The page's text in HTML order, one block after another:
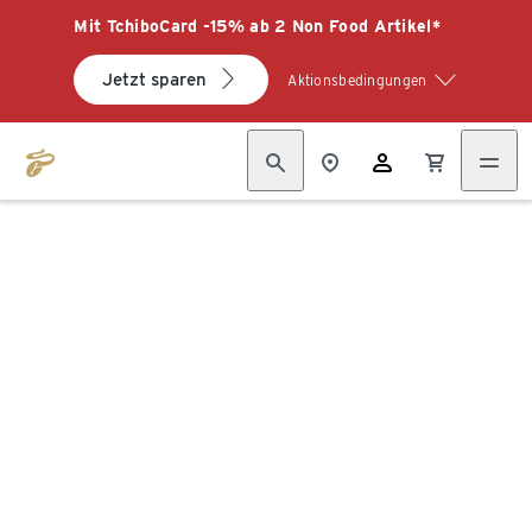
Mit TchiboCard -15% ab 2 Non Food Artikel*
Jetzt sparen Aktionsbedingungen